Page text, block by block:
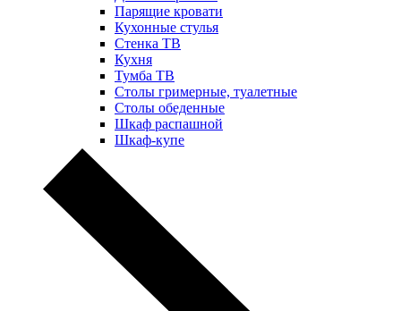
Парящие кровати
Кухонные стулья
Стенка ТВ
Кухня
Тумба ТВ
Столы гримерные, туалетные
Столы обеденные
Шкаф распашной
Шкаф-купе